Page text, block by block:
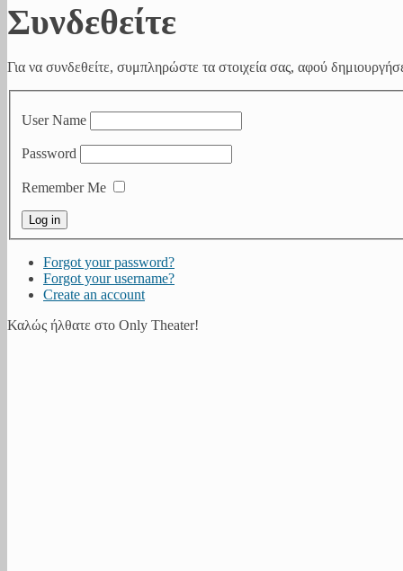
Συνδεθείτε
Για να συνδεθείτε, συμπληρώστε τα στοιχεία σας, αφού
User Name
Password
Remember Me
Forgot your password?
Forgot your username?
Create an account
Καλώς ήλθατε στο Only Theater!